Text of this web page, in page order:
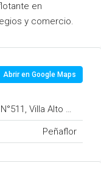
en
y comercio.
Abrir en Google Maps
Villa Alto
Peñaflor